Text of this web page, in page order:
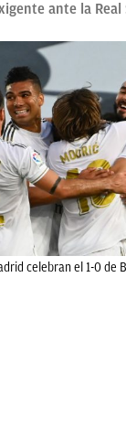
ante la Real
celebran el 1-0 de